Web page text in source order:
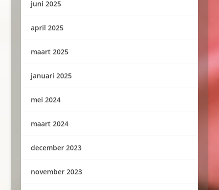
juni 2025
april 2025
maart 2025
januari 2025
mei 2024
maart 2024
december 2023
november 2023